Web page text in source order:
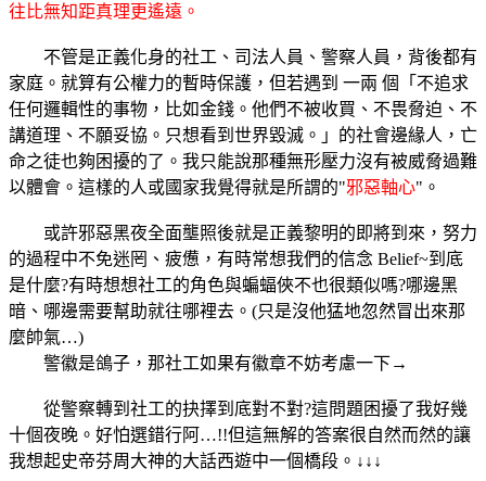
往比無知距真理更遙遠。
不管是正義化身的社工、司法人員、警察人員，背後都有
家庭。就算有公權力的暫時保護，但若遇到 一兩 個「不追求
任何邏輯性的事物，比如金錢。他們不被收買、不畏脅迫、不
講道理、不願妥協。只想看到世界毀滅。」的社會邊緣人，亡
命之徒也夠困擾的了。我只能說那種無形壓力沒有被威脅過難
以體會。這樣的人或國家我覺得就是所謂的"邪惡軸心"。
或許邪惡黑夜全面壟照後就是正義黎明的即將到來，努力
的過程中不免迷罔、疲憊，有時常想我們的信念 Belief~到底
是什麼?有時想想社工的角色與蝙蝠俠不也很類似嗎?哪邊黑
暗、哪邊需要幫助就往哪裡去。(只是沒他猛地忽然冒出來那
麼帥氣…)
警徽是鴿子，那社工如果有徽章不妨考慮一下→
從警察轉到社工的抉擇到底對不對?這問題困擾了我好幾
十個夜晚。好怕選錯行阿…!!但這無解的答案很自然而然的讓
我想起史帝芬周大神的大話西遊中一個橋段。↓↓↓